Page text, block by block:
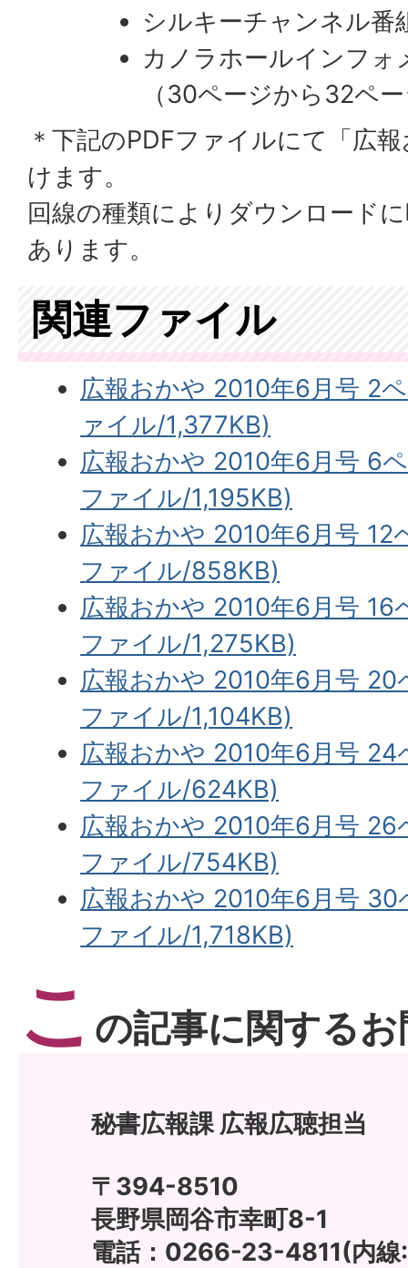
シルキーチャンネル番
カノラホールインフォ
（30ページから32ペ
＊下記のPDFファイルにて「広
けます。
回線の種類によりダウンロード
あります。
関連ファイル
広報おかや 2010年6月号 2
ァイル/1,377KB)
広報おかや 2010年6月号 6
ファイル/1,195KB)
広報おかや 2010年6月号 12
ファイル/858KB)
広報おかや 2010年6月号 16
ファイル/1,275KB)
広報おかや 2010年6月号
ファイル/1,104KB)
広報おかや 2010年6月号
ファイル/624KB)
広報おかや 2010年6月号
ファイル/754KB)
広報おかや 2010年6月号
ファイル/1,718KB)
こ の記事に関する
秘書広報課 広報広聴担当
〒394-8510
長野県岡谷市幸町8-1
電話：0266-23-4811(内